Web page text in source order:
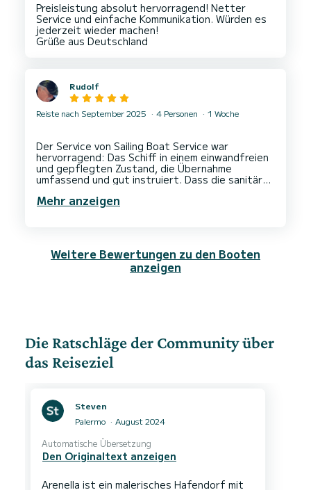
Preisleistung absolut hervorragend! Netter
Service und einfache Kommunikation. Würden es
jederzeit wieder machen!
Rudolf
Reiste nach September 2025 4 Personen 1 Woche
Der Service von Sailing Boat Service war
hervorragend: Das Schiff in einem einwandfreien
und gepflegten Zustand, die Übernahme
umfassend und gut instruiert. Dass die sanitären
Mehr anzeigen
Weitere Bewertungen zu den Booten
anzeigen
Die Ratschläge der Community über
das Reiseziel
Steven
Palermo
August 2024
Automatische Übersetzung
Den Originaltext anzeigen
Arenella ist ein malerisches Hafendorf mit